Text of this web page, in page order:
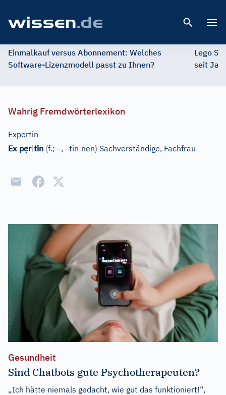
Einmalkauf versus Abonnement: Welches
Software-Lizenzmodell passt zu Ihnen?
Lego
seit
Wahrig Fremdwörterlexikon
Expertin
Ex|pẹr|tin 〈f.;–,–tin|nen〉 Sachverständige, Fachfrau
Gesundheit
Sind Chatbots gute Psychotherapeuten?
„Ich hätte niemals gedacht, wie gut das funktioniert!“,